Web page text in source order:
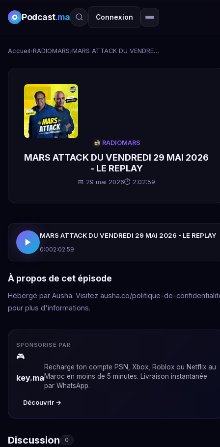
Podcast.ma Connexion
Accueil›RADIOMARS› MARS ATTACK DU VENDREDI 29 MAI 2026 - LE REPLAY
RADIOMARS
MARS ATTACK DU VENDREDI 29 MAI 2026
- LE REPLAY
📅 29 mai 2026⏱ 2:02:59
MARS ATTACK DU VENDREDI 29 MAI 2026 - LE REPLAY
0:002:02:59
À propos de cet épisode
Hébergé par Ausha. Visitez ausha.co/politique-de-
pour plus d'informations.
SPONSORISÉ PAR
🎮
key.ma
Recharge ton compte PSN, Xbox, Roblox ou Netflix au
Maroc en moins de 5 minutes. Livraison instantanée
par WhatsApp.
Découvrir →
Discussion 0